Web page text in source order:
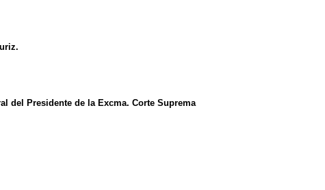
del Presidente de la Excma. Corte Suprema